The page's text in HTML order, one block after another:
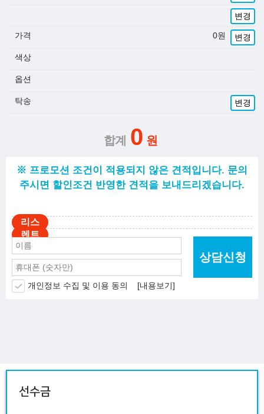
변경
가격 0원 변경
색상
옵션
탁송 변경
0
※ 프로모션 조건이 적용되지 않은 견적입니다. 문의
주시면 할인조건 반영한 견적을 보내드리겠습니다.
개인정보 수집 및 이용 동의 [내용보기]
상담신청
선수금